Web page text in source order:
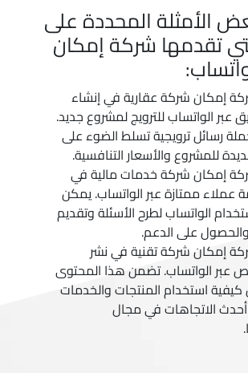
الأمثلة المحددة على
تقدمها شركة إمكان
إمكان شركة عقارية في إنشاء
عبر الواتساب للترويج لمشروع جديد.
رسائل ترويجية تسلط الضوء على
للمشروع والأسعار التنافسية.
إمكان شركة خدمات مالية في
عملاء ممتازة عبر الواتساب. يمكن
الواتساب لطرح الأسئلة وتقديم
على الدعم.
إمكان شركة تقنية في نشر
عبر الواتساب. تضمن هذا المحتوى
استخدام المنتجات والخدمات
أحدث الاتجاهات في مجال